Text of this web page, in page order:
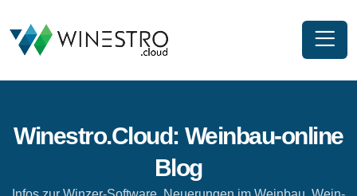
Winestro.Cloud: Weinbau-online
Blog